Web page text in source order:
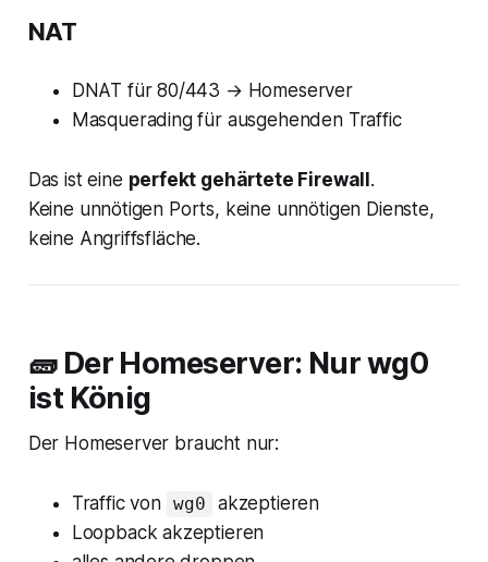
NAT
DNAT für 80/443 → Homeserver
Masquerading für ausgehenden Traffic
Das ist eine perfekt gehärtete Firewall .
Keine unnötigen Ports, keine unnötigen Dienste,
keine Angriffsfläche.
🧱 Der Homeserver: Nur wg0
ist König
Der Homeserver braucht nur:
Traffic von wg0
akzeptieren
Loopback akzeptieren